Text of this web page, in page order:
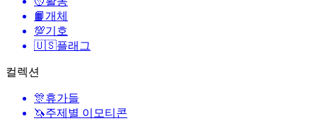
📙개체
💯기호
🇺🇸플래그
컬렉션
🎊휴가들
🦄주제별 이모티콘